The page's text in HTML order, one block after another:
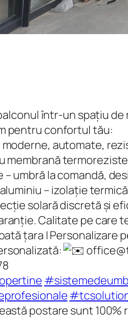
într-un spațiu
pentru confortul tău:
moderne, automate,
membrană
umbră la comandă,
– izolație
solară discretă și
Calitate pe care
țara | Personalizare
postare sunt